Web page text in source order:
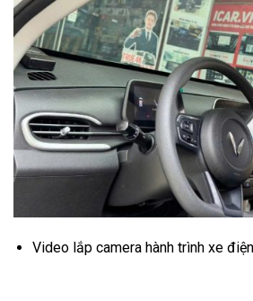
Video lắp camera hành trình xe